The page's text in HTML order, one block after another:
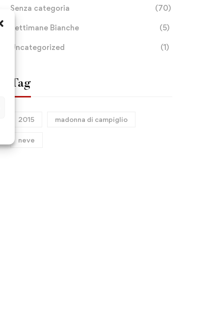
CAMBRIDGE ENGLISH
Autorizzazione per
Senza categoria (70)
Settimane Bianche (5)
Uncategorized (1)
Tag
2015 madonna di campiglio
neve